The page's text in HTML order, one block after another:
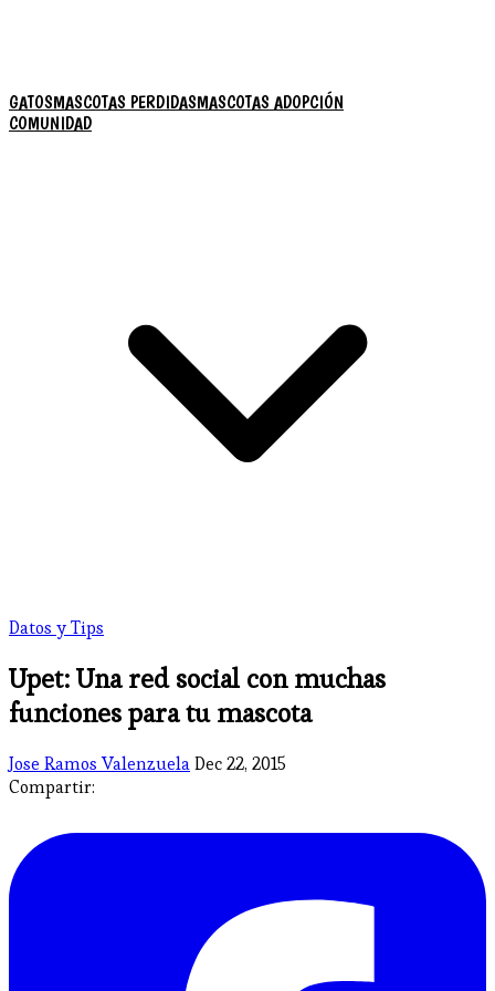
GATOSMASCOTAS PERDIDASMASCOTAS ADOPCIÓN
COMUNIDAD
Datos y Tips
Upet: Una red social con muchas
funciones para tu mascota
Jose Ramos ValenzuelaDec 22, 2015
Compartir: